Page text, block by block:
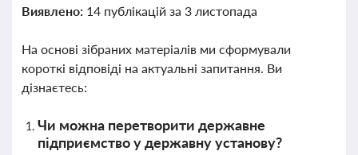
Виявлено: 14 публікацій за 3 листопада
На основі зібраних матеріалів ми сформували
короткі відповіді на актуальні запитання. Ви
дізнаєтесь:
Чи можна перетворити державне
підприємство у державну установу?